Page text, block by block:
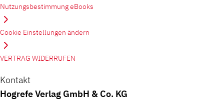
Nutzungsbestimmung eBooks
Cookie Einstellungen ändern
VERTRAG WIDERRUFEN
Kontakt
Hogrefe Verlag GmbH & Co. KG